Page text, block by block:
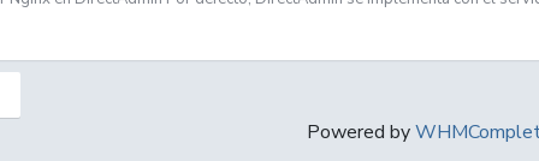
Powered by